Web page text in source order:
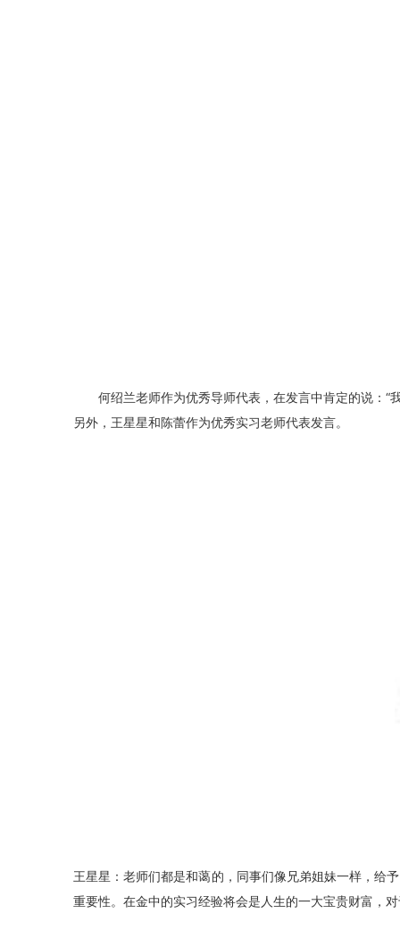
何绍兰老师作为优秀导师代表，在发言中肯定的说：
另外，王星星和陈蕾作为优秀实习老师代表发言。
王星星：老师们都是和蔼的，同事们像兄弟姐妹一样，给
重要性。在金中的实习经验将会是人生的一大宝贵财富，